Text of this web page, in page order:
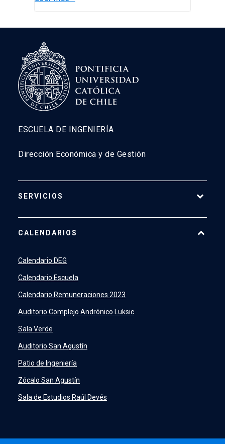
ESCUELA DE INGENIERÍA
Dirección Económica y de Gestión
SERVICIOS
SIDINGlaunch
Academic Intelligence
PeopleSoftlaunch
ERPlaunch
CALENDARIOS
Calendario DEG
Calendario Escuela
Calendario Remuneraciones 2023
Auditorio Complejo Andrónico Luksic
Sala Verde
Auditorio San Agustín
Patio de Ingeniería
Zócalo San Agustín
Sala de Estudios Raúl Devés